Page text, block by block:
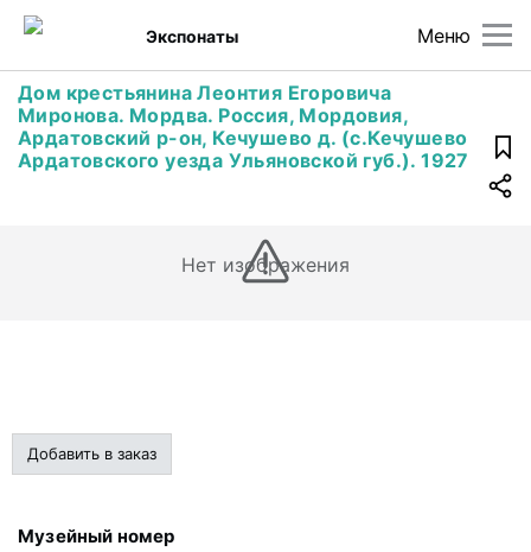
Меню
Экспонаты
Дом крестьянина Леонтия Егоровича
Миронова. Мордва. Россия, Мордовия,
Ардатовский р-он, Кечушево д. (с.Кечушево
Ардатовского уезда Ульяновской губ.). 1927
Нет изображения
Добавить в заказ
Музейный номер